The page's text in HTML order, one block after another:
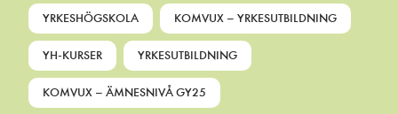
YRKESHÖGSKOLA KOMVUX – YRKESUTBILDNING
YH-KURSER YRKESUTBILDNING
KOMVUX – ÄMNESNIVÅ GY25